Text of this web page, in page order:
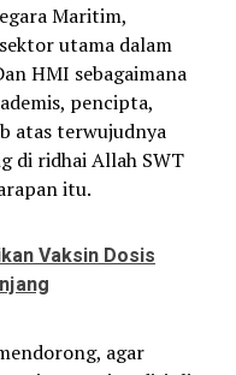
Maritim,
utama dalam
HMI sebagaimana
pencipta,
atas terwujudnya
di ridhai Allah SWT
itu.
Vaksin Dosis
agar